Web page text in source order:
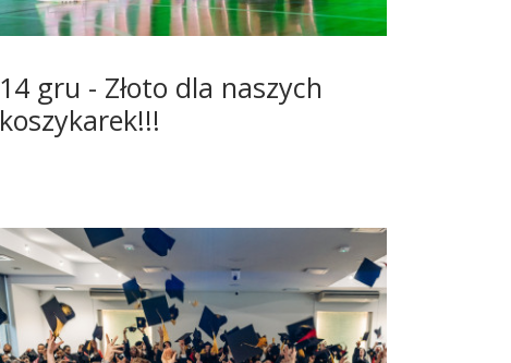
14 gru - Złoto dla naszych
koszykarek!!!